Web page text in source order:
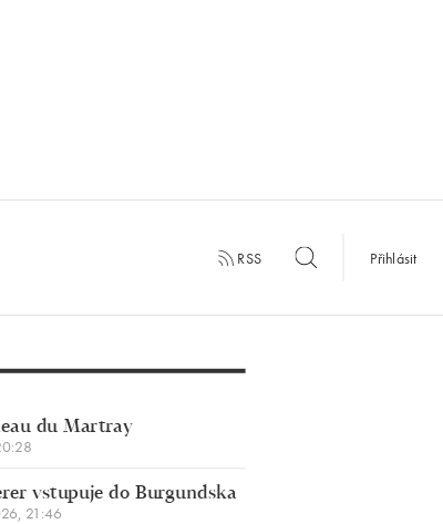
RSS Přihlásit
du Martray
vstupuje do Burgundska
21:46